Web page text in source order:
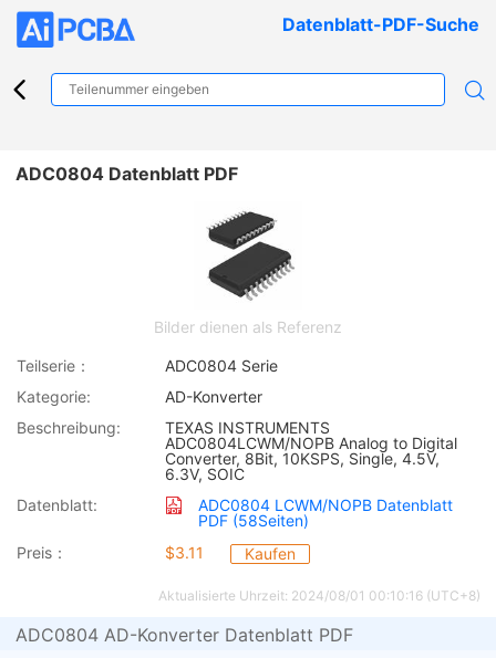
Datenblatt-PDF-Suche
ADC0804 Datenblatt PDF
Bilder dienen als Referenz
Teilserie：
ADC0804 Serie
Kategorie:
AD-Konverter
Beschreibung:
TEXAS INSTRUMENTS
ADC0804LCWM/NOPB Analog to Digital
Converter, 8Bit, 10KSPS, Single, 4.5V,
6.3V, SOIC
Datenblatt:
ADC0804 LCWM/NOPB Datenblatt
PDF (58Seiten)
Preis：
$3.11 Kaufen
Aktualisierte Uhrzeit: 2024/08/01 00:10:16 (UTC+8)
ADC0804 AD-Konverter Datenblatt PDF